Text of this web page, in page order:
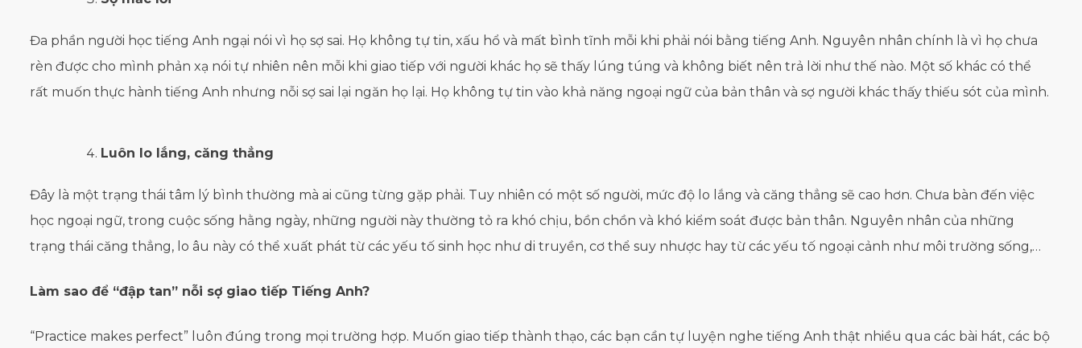
Đa phần người học tiếng Anh ngại nói vì họ sợ sai. Họ không tự tin, xấu hổ và mất bình tĩnh mỗi khi phải nói bằng tiếng Anh. Nguyên nhân chính là vì họ chưa
rèn được cho mình phản xạ nói tự nhiên nên mỗi khi giao tiếp với người khác họ sẽ thấy lúng túng và không biết nên trả lời như thế nào. Một số khác có thể
rất muốn thực hành tiếng Anh nhưng nỗi sợ sai lại ngăn họ lại. Họ không tự tin vào khả năng ngoại ngữ của bản thân và sợ người khác thấy thiếu sót của mình.
Luôn lo lắng, căng thẳng
Đây là một trạng thái tâm lý bình thường mà ai cũng từng gặp phải. Tuy nhiên có một số người, mức độ lo lắng và căng thẳng sẽ cao hơn. Chưa bàn đến việc
học ngoại ngữ, trong cuộc sống hằng ngày, những người này thường tỏ ra khó chịu, bồn chồn và khó kiểm soát được bản thân. Nguyên nhân của những
trạng thái căng thẳng, lo âu này có thể xuất phát từ các yếu tố sinh học như di truyền, cơ thể suy nhược hay từ các yếu tố ngoại cảnh như môi trường sống,…
Làm sao để “đập tan” nỗi sợ giao tiếp Tiếng Anh?
“Practice makes perfect” luôn đúng trong mọi trường hợp. Muốn giao tiếp thành thạo, các bạn cần tự luyện nghe tiếng Anh thật nhiều qua các bài hát, các bộ